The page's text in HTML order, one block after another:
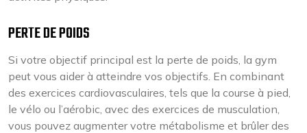
PERTE DE POIDS
Si votre objectif principal est la perte de poids, la gym
peut vous aider à atteindre vos objectifs. En combinant
des exercices cardiovasculaires, tels que la course à pied,
le vélo ou l’aérobic, avec des exercices de musculation,
vous pouvez augmenter votre métabolisme et brûler des